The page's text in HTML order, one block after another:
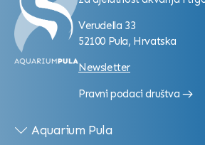
Verudella 33
52100 Pula, Hrvatska
Newsletter
Pravni podaci društva
Aquarium Pula